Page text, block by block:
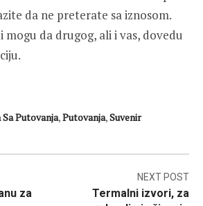
da ne preterate sa iznosom.
mogu da drugog, ali i vas, dovedu
Putovanja,Putovanja,Suvenir
za
NEXT POST
Termalni izvori, za